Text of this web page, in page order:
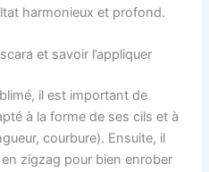
harmonieux et profond.
et savoir l’appliquer
il est important de
à la forme de ses cils et à
courbure). Ensuite, il
zigzag pour bien enrober